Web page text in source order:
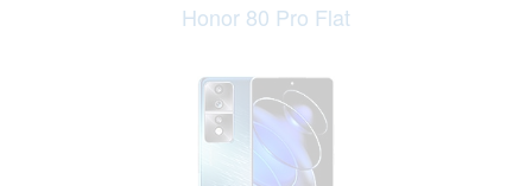
Honor 80 Pro Flat